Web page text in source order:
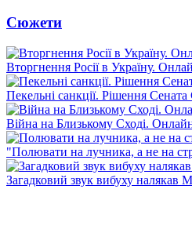
Сюжети
Вторгнення Росії в Україну.
Пекельні санкції. Рішення
Війна на Близькому Сході.
"Полювати на лучника, а не на
Загадковий звук вибуху налякав